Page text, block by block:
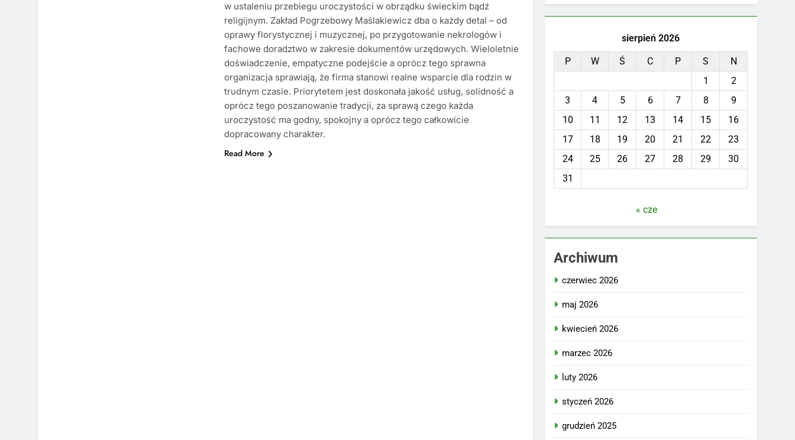
w ustaleniu przebiegu uroczystości w obrządku świeckim bądź
religijnym. Zakład Pogrzebowy Maślakiewicz dba o każdy detal – od
oprawy florystycznej i muzycznej, po przygotowanie nekrologów i
fachowe doradztwo w zakresie dokumentów urzędowych. Wieloletnie
doświadczenie, empatyczne podejście a oprócz tego sprawna
organizacja sprawiają, że firma stanowi realne wsparcie dla rodzin w
trudnym czasie. Priorytetem jest doskonała jakość usług, solidność a
oprócz tego poszanowanie tradycji, za sprawą czego każda
uroczystość ma godny, spokojny a oprócz tego całkowicie
dopracowany charakter.
Read More
sierpień 2026
P W Ś C P S
N
1
2
3
4 5 6 7 8
9
10
11 12 13 14 15
16
17
18 19 20 21 22
23
24
25 26 27 28 29
30
31
« cze
Archiwum
czerwiec 2026
maj 2026
kwiecień 2026
marzec 2026
luty 2026
styczeń 2026
grudzień 2025